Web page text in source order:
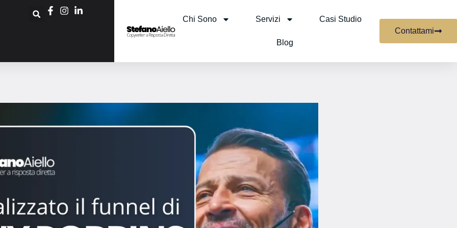
Chi Sono Servizi Casi Studio
Blog
Contattami